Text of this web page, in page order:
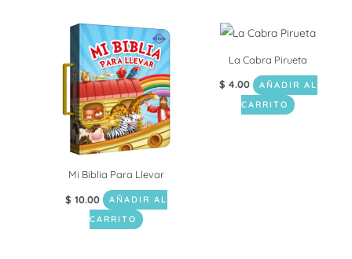
Mi Biblia Para Llevar
$ 10.00
AÑADIR AL
CARRITO
La Cabra Pirueta
$ 4.00
AÑADIR AL
CARRITO